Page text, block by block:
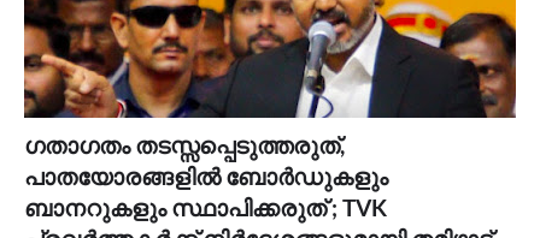
ഗതാഗതം തടസ്സപ്പെടുത്തരുത്,
പാതയോരങ്ങളിൽ ബോർഡുകളും
ബാനറുകളും സ്ഥാപിക്കരുത് ; TVK